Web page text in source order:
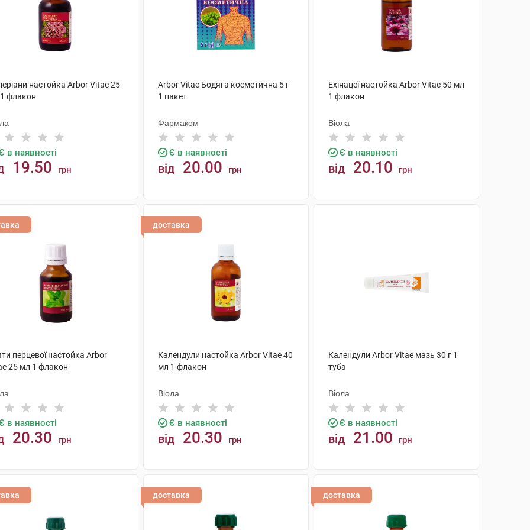
настойка Arbor Vitae 25
флакон
в наявності
19.50 грн
Arbor Vitae Бодяга косметична 5 г
1 пакет
Фармаком
Є в наявності
від 20.00 грн
Ехінацеї настойка Arbor Vitae 50 мл
1 флакон
Віола
Є в наявності
від 20.10 грн
перцевої настойка Arbor
25 мл 1 флакон
в наявності
20.30 грн
доставка
Календули настойка Arbor Vitae 40
мл 1 флакон
Віола
Є в наявності
від 20.30 грн
Календули Arbor Vitae мазь 30 г 1
туба
Віола
Є в наявності
від 21.00 грн
доставка доставка